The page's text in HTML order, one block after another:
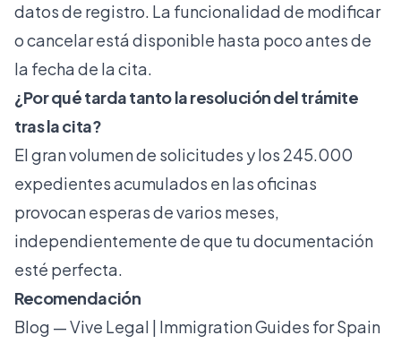
datos de registro. La funcionalidad de modificar
o cancelar está disponible hasta poco antes de
la fecha de la cita.
¿Por qué tarda tanto la resolución del trámite
tras la cita?
El gran volumen de solicitudes y los 245.000
expedientes acumulados en las oficinas
provocan esperas de varios meses,
independientemente de que tu documentación
esté perfecta.
Recomendación
Blog — Vive Legal | Immigration Guides for Spain